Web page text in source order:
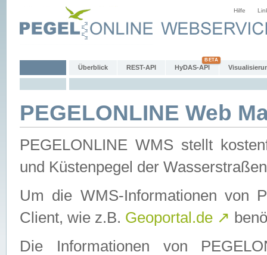
Hilfe
Überblick REST-API HyDAS-API
PEGELONLINE Web
PEGELONLINE WMS stellt
und Küstenpegel der
Um die WMS-Informationen von
Client, wie z.B. Geoportal.de ↗
Die Informationen von